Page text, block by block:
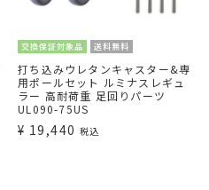
交換保証対象品 送料無料
打ち込みウレタンキャスター&専
用ポールセット ルミナスレギュ
ラー 高耐荷重 足回りパーツ
UL090-75US
¥ 19,440 税込